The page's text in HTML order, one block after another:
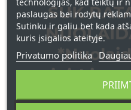
Skaityti Daugiau
paslaugas bei rodytų
Sutinku ir galiu bet kada
kuris įsigalios ateityje.
Privatumo politika
SUK